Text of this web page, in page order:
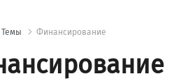
Темы Финансирование